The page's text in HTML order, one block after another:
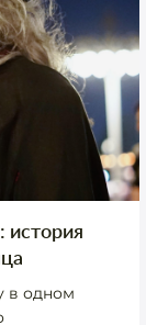
история
в одном